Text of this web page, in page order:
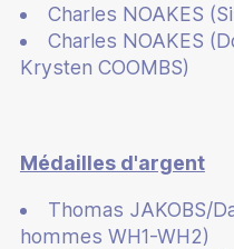
Charles NOAKES
Charles NOAKES
Krysten COOMBS)
Médailles d'argent
Thomas JAKOBS/
hommes WH1-WH2)